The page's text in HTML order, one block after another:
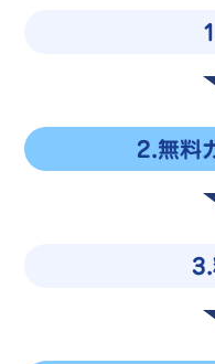
2.無料
3.